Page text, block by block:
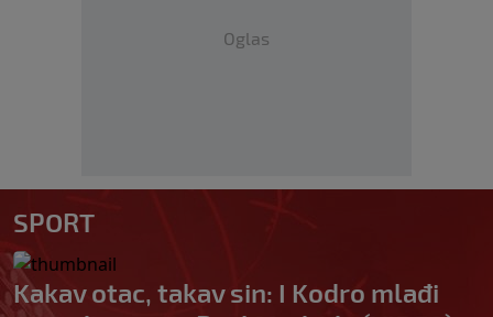
Oglas
SPORT
Kakav otac, takav sin: I Kodro mlađi